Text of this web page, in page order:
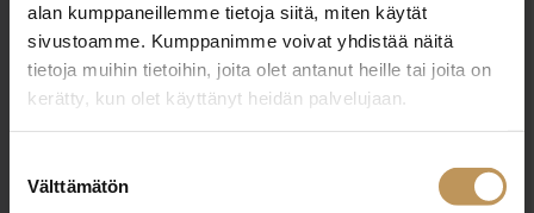
alan kumppaneillemme tietoja siitä, miten käytät
sivustoamme. Kumppanimme voivat yhdistää näitä
tietoja muihin tietoihin, joita olet antanut heille tai joita on
kerätty, kun olet käyttänyt heidän palvelujaan.
valinta
Välttämätön
"*" näyttää pakolliset kentät